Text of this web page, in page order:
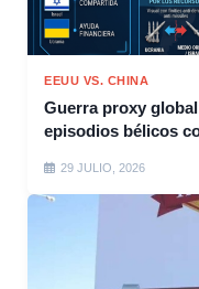
EEUU VS. CHINA
Guerra proxy
episodios bélicos
29 JULIO, 2026